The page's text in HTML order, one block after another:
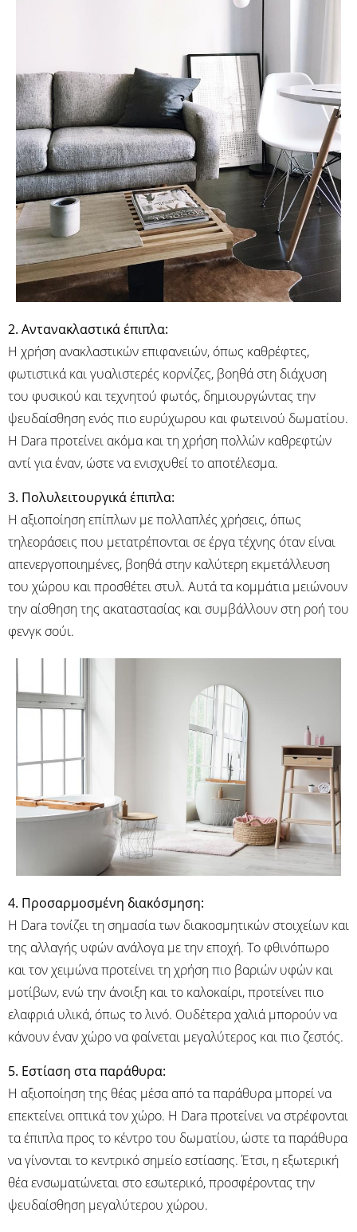
2. Αντανακλαστικά έπιπλα:
Η χρήση ανακλαστικών επιφανειών, όπως καθρέφτες,
φωτιστικά και γυαλιστερές κορνίζες, βοηθά στη διάχυση
του φυσικού και τεχνητού φωτός, δημιουργώντας την
ψευδαίσθηση ενός πιο ευρύχωρου και φωτεινού δωματίου.
Η Dara προτείνει ακόμα και τη χρήση πολλών καθρεφτών
αντί για έναν, ώστε να ενισχυθεί το αποτέλεσμα.
3. Πολυλειτουργικά έπιπλα:
Η αξιοποίηση επίπλων με πολλαπλές χρήσεις, όπως
τηλεοράσεις που μετατρέπονται σε έργα τέχνης όταν είναι
απενεργοποιημένες, βοηθά στην καλύτερη εκμετάλλευση
του χώρου και προσθέτει στυλ. Αυτά τα κομμάτια μειώνουν
την αίσθηση της ακαταστασίας και συμβάλλουν στη ροή του
φενγκ σούι.
4. Προσαρμοσμένη διακόσμηση:
Η Dara τονίζει τη σημασία των διακοσμητικών στοιχείων και
της αλλαγής υφών ανάλογα με την εποχή. Το φθινόπωρο
και τον χειμώνα προτείνει τη χρήση πιο βαριών υφών και
μοτίβων, ενώ την άνοιξη και το καλοκαίρι, προτείνει πιο
ελαφριά υλικά, όπως το λινό. Ουδέτερα χαλιά μπορούν να
κάνουν έναν χώρο να φαίνεται μεγαλύτερος και πιο ζεστός.
5. Εστίαση στα παράθυρα:
Η αξιοποίηση της θέας μέσα από τα παράθυρα μπορεί να
επεκτείνει οπτικά τον χώρο. Η Dara προτείνει να στρέφονται
τα έπιπλα προς το κέντρο του δωματίου, ώστε τα παράθυρα
να γίνονται το κεντρικό σημείο εστίασης. Έτσι, η εξωτερική
θέα ενσωματώνεται στο εσωτερικό, προσφέροντας την
ψευδαίσθηση μεγαλύτερου χώρου.